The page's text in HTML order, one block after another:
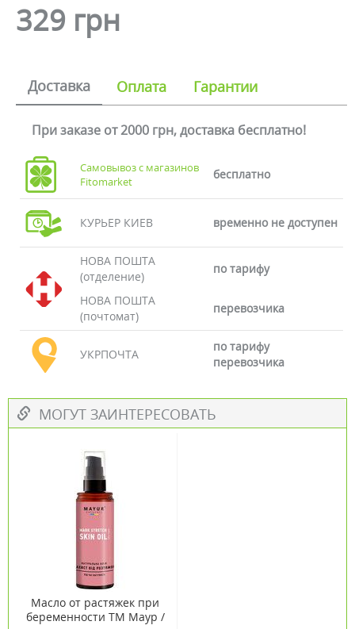
329 грн
Доставка Оплата Гарантии
При заказе от 2000 грн, доставка бесплатно!
Самовывоз с магазинов
Fitomarket
бесплатно
КУРЬЕР КИЕВ временно не доступен
НОВА ПОШТА
(отделение)
по тарифу
НОВА ПОШТА
(почтомат)
перевозчика
УКРПОЧТА
по тарифу
перевозчика
МОГУТ ЗАИНТЕРЕСОВАТЬ
Масло от растяжек при
беременности ТМ Маур /